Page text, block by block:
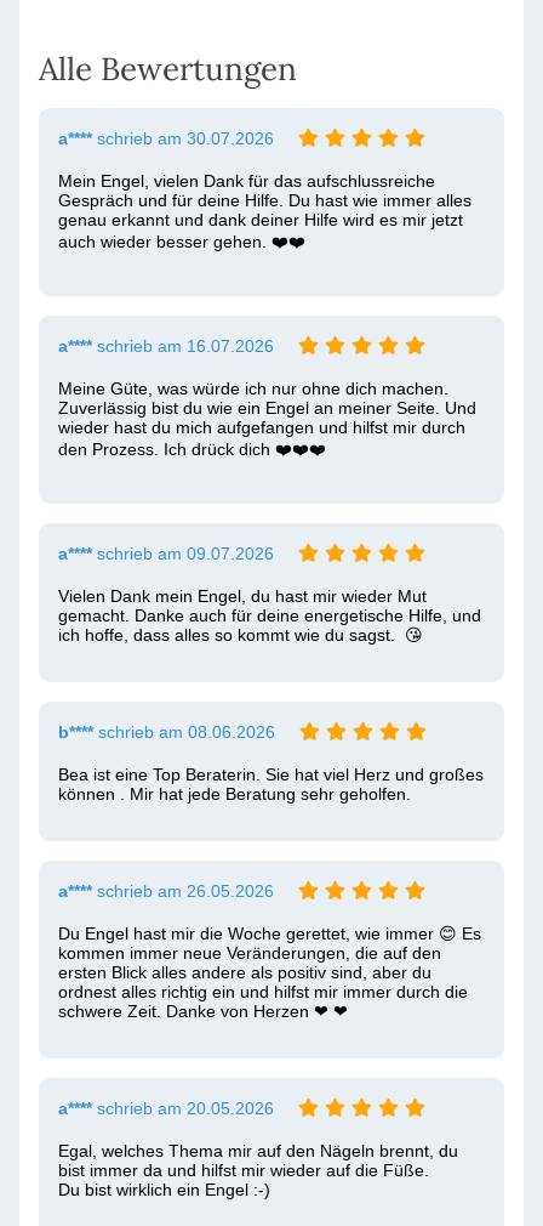
Alle Bewertungen
a****schrieb am 30.07.2026
Mein Engel, vielen Dank für das aufschlussreiche
Gespräch und für deine Hilfe. Du hast wie immer alles
genau erkannt und dank deiner Hilfe wird es mir jetzt
auch wieder besser gehen. ❤️❤️
a****schrieb am 16.07.2026
Meine Güte, was würde ich nur ohne dich machen.
Zuverlässig bist du wie ein Engel an meiner Seite. Und
wieder hast du mich aufgefangen und hilfst mir durch
den Prozess. Ich drück dich ❤️❤️❤️
a****schrieb am 09.07.2026
Vielen Dank mein Engel, du hast mir wieder Mut
gemacht. Danke auch für deine energetische Hilfe, und
ich hoffe, dass alles so kommt wie du sagst.  😘
b****schrieb am 08.06.2026
Bea ist eine Top Beraterin. Sie hat viel Herz und großes
können . Mir hat jede Beratung sehr geholfen.
a****schrieb am 26.05.2026
Du Engel hast mir die Woche gerettet, wie immer 😊 Es
kommen immer neue Veränderungen, die auf den
ersten Blick alles andere als positiv sind, aber du
ordnest alles richtig ein und hilfst mir immer durch die
schwere Zeit. Danke von Herzen ❤ ️❤ ️
a****schrieb am 20.05.2026
Egal, welches Thema mir auf den Nägeln brennt, du
bist immer da und hilfst mir wieder auf die Füße.
Du bist wirklich ein Engel :-)